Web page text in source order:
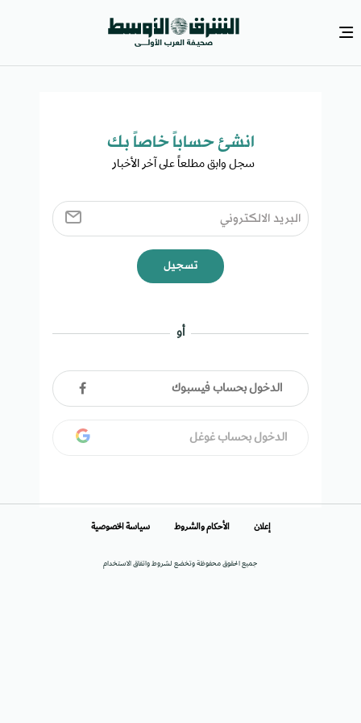
انشئ حساباً خاصاً بك​
سجل وابق مطلعاً على آخر الأخبار ​
تسجيل
أو
الدخول بحساب فيسبوك
الدخول بحساب غوغل
جميع الحقوق محفوظة وتخضع لشروط واتفاق الاستخدام
إعلان الأحكام والشروط سياسة الخصوصية